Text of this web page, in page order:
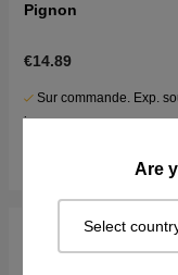
Are
Select
Pignon
€14.89
Sur commande. Exp.
j